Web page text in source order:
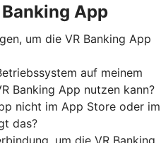
App
um die VR Banking App
auf meinem
Banking App nutzen kann?
nicht im App Store oder im
das?
um die VR Banking